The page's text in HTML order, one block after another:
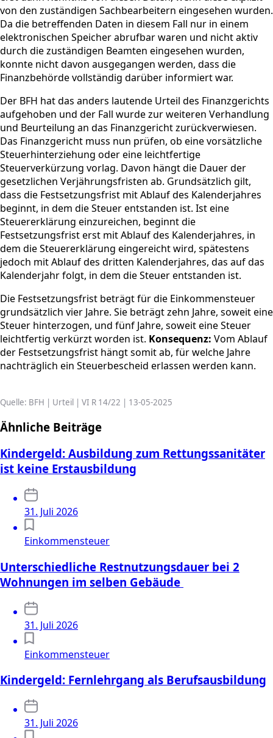
von den zuständigen Sachbearbeitern eingesehen wurden.
Da die betreffenden Daten in diesem Fall nur in einem
elektronischen Speicher abrufbar waren und nicht aktiv
durch die zuständigen Beamten eingesehen wurden,
konnte nicht davon ausgegangen werden, dass die
Finanzbehörde vollständig darüber informiert war.
Der BFH hat das anders lautende Urteil des Finanzgerichts
aufgehoben und der Fall wurde zur weiteren Verhandlung
und Beurteilung an das Finanzgericht zurückverwiesen.
Das Finanzgericht muss nun prüfen, ob eine vorsätzliche
Steuerhinterziehung oder eine leichtfertige
Steuerverkürzung vorlag. Davon hängt die Dauer der
gesetzlichen Verjährungsfristen ab. Grundsätzlich gilt,
dass die Festsetzungsfrist mit Ablauf des Kalenderjahres
beginnt, in dem die Steuer entstanden ist. Ist eine
Steuererklärung einzureichen, beginnt die
Festsetzungsfrist erst mit Ablauf des Kalenderjahres, in
dem die Steuererklärung eingereicht wird, spätestens
jedoch mit Ablauf des dritten Kalenderjahres, das auf das
Kalenderjahr folgt, in dem die Steuer entstanden ist.
Die Festsetzungsfrist beträgt für die Einkommensteuer
grundsätzlich vier Jahre. Sie beträgt zehn Jahre, soweit eine
Steuer hinterzogen, und fünf Jahre, soweit eine Steuer
leichtfertig verkürzt worden ist. Konsequenz: Vom Ablauf
der Festsetzungsfrist hängt somit ab, für welche Jahre
nachträglich ein Steuerbescheid erlassen werden kann.
Quelle: BFH | Urteil | VI R 14/22 | 13-05-2025
Ähnliche Beiträge
Kindergeld: Ausbildung zum Rettungssanitäter
ist keine Erstausbildung
31. Juli 2026
Einkommensteuer
Unterschiedliche Restnutzungsdauer bei 2
Wohnungen im selben Gebäude
31. Juli 2026
Einkommensteuer
Kindergeld: Fernlehrgang als Berufsausbildung
31. Juli 2026